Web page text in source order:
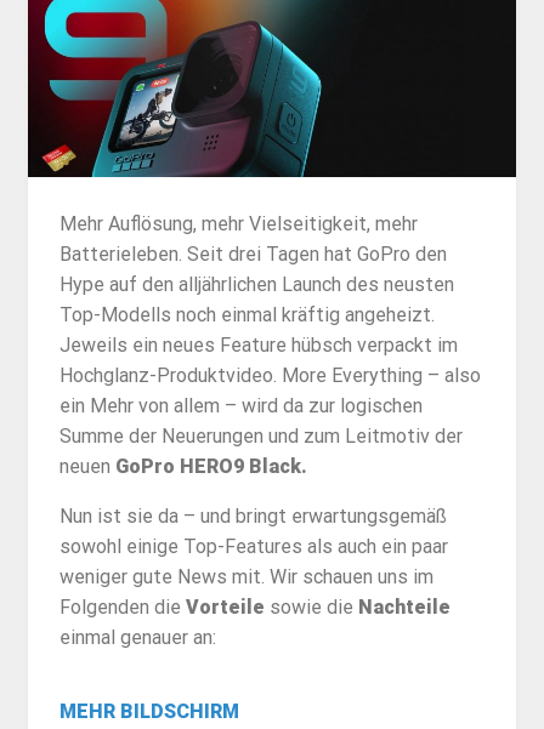
Mehr Auflösung, mehr Vielseitigkeit, mehr
Batterieleben. Seit drei Tagen hat GoPro den
Hype auf den alljährlichen Launch des neusten
Top-Modells noch einmal kräftig angeheizt.
Jeweils ein neues Feature hübsch verpackt im
Hochglanz-Produktvideo. More Everything – also
ein Mehr von allem – wird da zur logischen
Summe der Neuerungen und zum Leitmotiv der
neuen GoPro HERO9 Black.
Nun ist sie da – und bringt erwartungsgemäß
sowohl einige Top-Features als auch ein paar
weniger gute News mit. Wir schauen uns im
Folgenden die Vorteile sowie die Nachteile
einmal genauer an:
MEHR BILDSCHIRM